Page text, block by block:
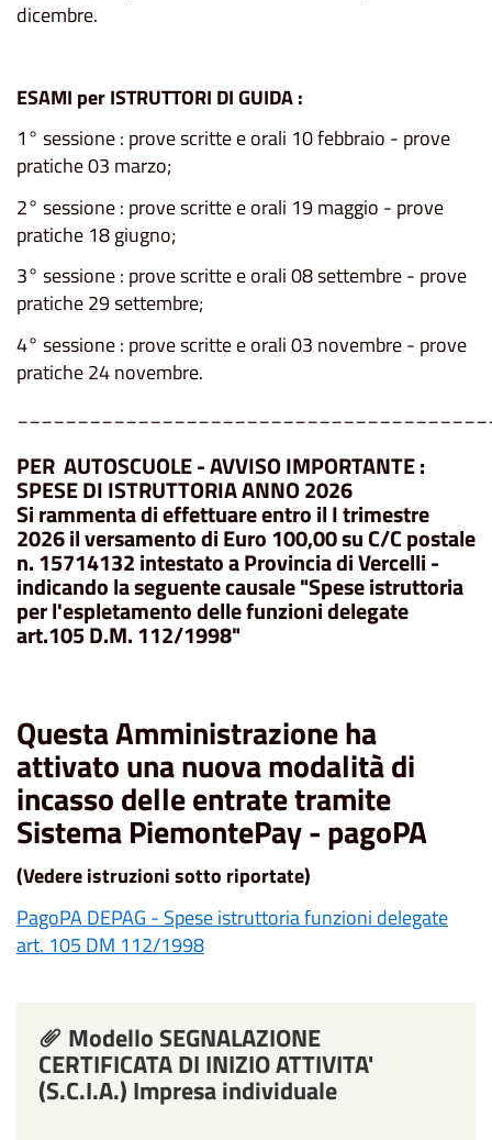
dicembre.
ESAMI per ISTRUTTORI DI GUIDA :
1° sessione : prove scritte e orali 10 febbraio - prove
pratiche 03 marzo;
2° sessione : prove scritte e orali 19 maggio - prove
pratiche 18 giugno;
3° sessione : prove scritte e orali 08 settembre - prove
pratiche 29 settembre;
4° sessione : prove scritte e orali 03 novembre - prove
pratiche 24 novembre.
PER AUTOSCUOLE - AVVISO IMPORTANTE :
SPESE DI ISTRUTTORIA ANNO 2026
Si rammenta di effettuare entro il I trimestre
2026 il versamento di Euro 100,00 su C/C postale
n. 15714132 intestato a Provincia di Vercelli -
indicando la seguente causale "Spese istruttoria
per l'espletamento delle funzioni delegate
art.105 D.M. 112/1998"
Questa Amministrazione ha
attivato una nuova modalità di
incasso delle entrate tramite
Sistema PiemontePay - pagoPA
(Vedere istruzioni sotto riportate)
PagoPA DEPAG - Spese istruttoria funzioni delegate
art. 105 DM 112/1998
Modello SEGNALAZIONE
CERTIFICATA DI INIZIO ATTIVITA'
(S.C.I.A.) Impresa individuale